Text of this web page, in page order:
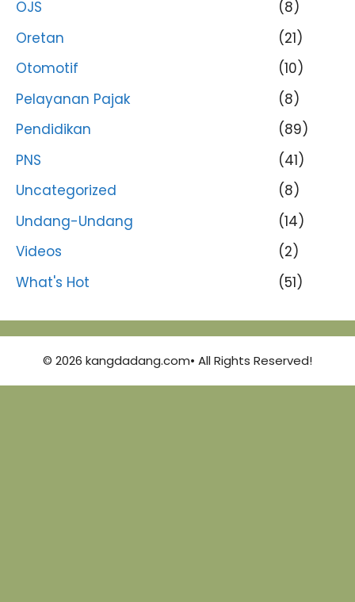
OJS
(8)
Oretan
(21)
Otomotif
(10)
Pelayanan Pajak
(8)
Pendidikan
(89)
PNS
(41)
Uncategorized
(8)
Undang-Undang
(14)
Videos
(2)
What's Hot
(51)
© 2026 kangdadang.com• All Rights Reserved!